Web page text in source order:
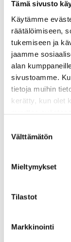
Tämä sivusto
Käytämme
räätälöimiseen,
tukemiseen ja
jaamme
alan
sivustoamme.
tietoja muihin
kerätty, kun olet
valinta
Välttämätön
Mieltymykset
Tilastot
Markkinointi
Tapahtumat
hankkeen
Tapahtumat
TAPAHTUMA
Tapahtumat